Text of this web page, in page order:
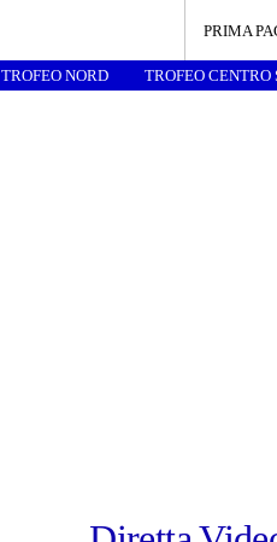
PRIMA
TROFEO NORD TROFEO CENTRO